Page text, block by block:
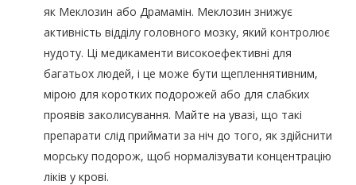
як Меклозин або Драмамін. Меклозин знижує
активність відділу головного мозку, який контролює
нудоту. Ці медикаменти високоефективні для
багатьох людей, і це може бути щепленнятивним,
мірою для коротких подорожей або для слабких
проявів заколисування. Майте на увазі, що такі
препарати слід приймати за ніч до того, як здійснити
морську подорож, щоб нормалізувати концентрацію
ліків у крові.